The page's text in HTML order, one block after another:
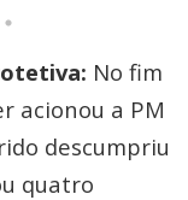
No fim
acionou a PM
descumpriu
quatro